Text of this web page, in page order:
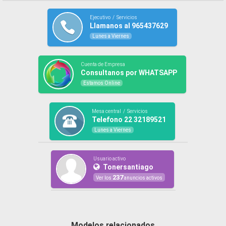
Ejecutivo / Servicios
Llamanos al 965437629
Lunes a Viernes
Cuenta de Empresa
Consultanos por WHATSAPP
Estamos Online
Mesa central / Servicios
Telefono 22 32189521
Lunes a Viernes
Usuario activo
Tonersantiago
Ver los 237anuncios activos